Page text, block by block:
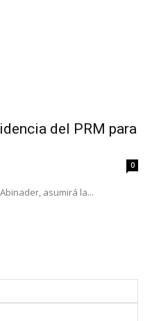
del PRM para
0
asumirá la...